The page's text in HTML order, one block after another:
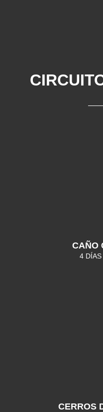
CAÑO
4
CERROS